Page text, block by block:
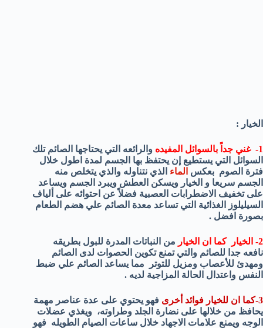
الخيار :
1- غني جداً بالسوائل المفيده
والرائعه التي يحتاجها الصائم تلك
السوائل التي يستطيع إن يحتفظ بها الجسم لمدة اطول خلال
فترة الصوم بعكس الماء الذي نتناوله والذي يتخلص منه
الجسم سريعا و الخيار ويسكن العطش ويبرد الجسم ويساعد
على تخفيف الاضطرابات العصبية فضلاً عن احتوائه على ألياف
السيليلوز الغذائية التي تساعد معدة الصائم علي هضم الطعام
بصورة افضل .
2- الخيار كما ان الخيار
من النباتات المدرة للبول بطريقه
نافعه جدا للصائم والتي تمنع تكوين الحصوات لدى الصائم
ومهدئ للأعصاب ومزيل للتوتر مما يساعد الصائم علي ضبط
النفس واعتدال الحالة المزاجية لديه .
3-كما ان للخيار فوائد أخرى
فهو يحتوي على عدة عناصر مهمة
يحافظ من خلالها على نضارة الجلد وطراوته، ويغذي عضلات
الوجه ويمنع علامات الاجهاد خلال ساعات الصيام الطويله فهو